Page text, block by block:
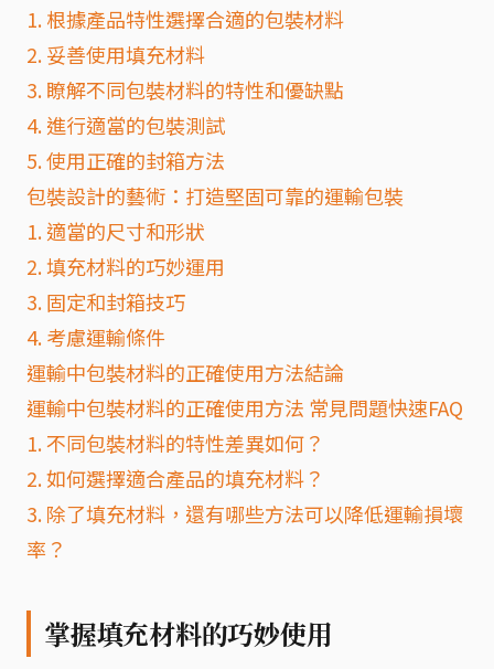
1. 根據產品特性選擇合適的包裝材料
2. 妥善使用填充材料
3. 瞭解不同包裝材料的特性和優缺點
4. 進行適當的包裝測試
5. 使用正確的封箱方法
包裝設計的藝術：打造堅固可靠的運輸包裝
1. 適當的尺寸和形狀
2. 填充材料的巧妙運用
3. 固定和封箱技巧
4. 考慮運輸條件
運輸中包裝材料的正確使用方法結論
運輸中包裝材料的正確使用方法 常見問題快速FAQ
1. 不同包裝材料的特性差異如何？
2. 如何選擇適合產品的填充材料？
3. 除了填充材料，還有哪些方法可以降低運輸損壞
率？
掌握填充材料的巧妙使用